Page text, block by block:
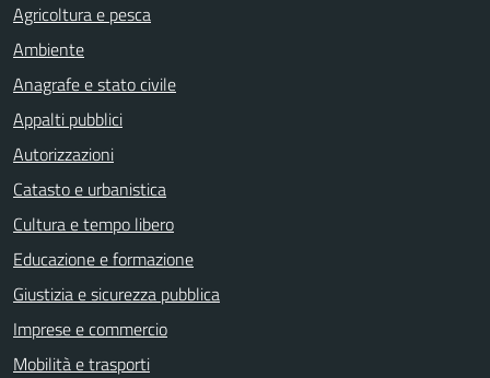
Agricoltura e pesca
Ambiente
Anagrafe e stato civile
Appalti pubblici
Autorizzazioni
Catasto e urbanistica
Cultura e tempo libero
Educazione e formazione
Giustizia e sicurezza pubblica
Imprese e commercio
Mobilità e trasporti